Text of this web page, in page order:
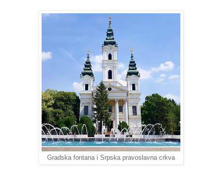
Gradska fontana i Srpska pravoslavna crkva